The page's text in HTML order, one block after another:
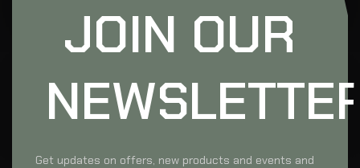
JOIN OUR
Get updates on offers, new products and events and